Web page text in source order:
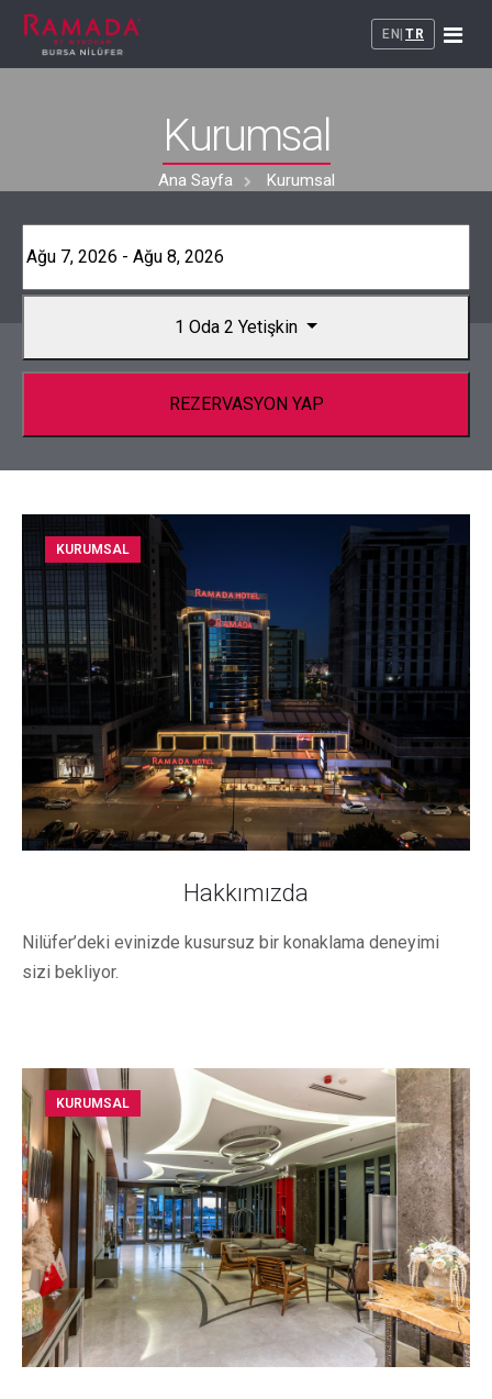
Restaurant
Maya Brasserie
Toplantı Salonları
Düğün - Davet
EN |TR
Kurumsal
Ana Sayfa Kurumsal
1 Oda2 Yetişkin
REZERVASYON YAP
KURUMSAL
Hakkımızda
Nilüfer’deki evinizde kusursuz bir konaklama deneyimi
sizi bekliyor.
KURUMSAL